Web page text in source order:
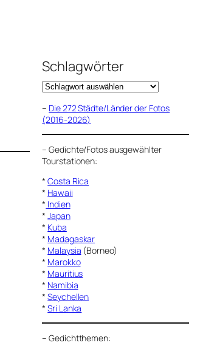
Schlagwörter
– Die 272 Städte/Länder der Fotos
(2016-2026)
–Gedichte/Fotos ausgewählter
Tourstationen:
*Costa Rica
* Hawaii
* Indien
*Japan
* Kuba
* Madagaskar
* Malaysia (Borneo)
* Marokko
* Mauritius
* Namibia
*Seychellen
*Sri Lanka
–Gedichtthemen: